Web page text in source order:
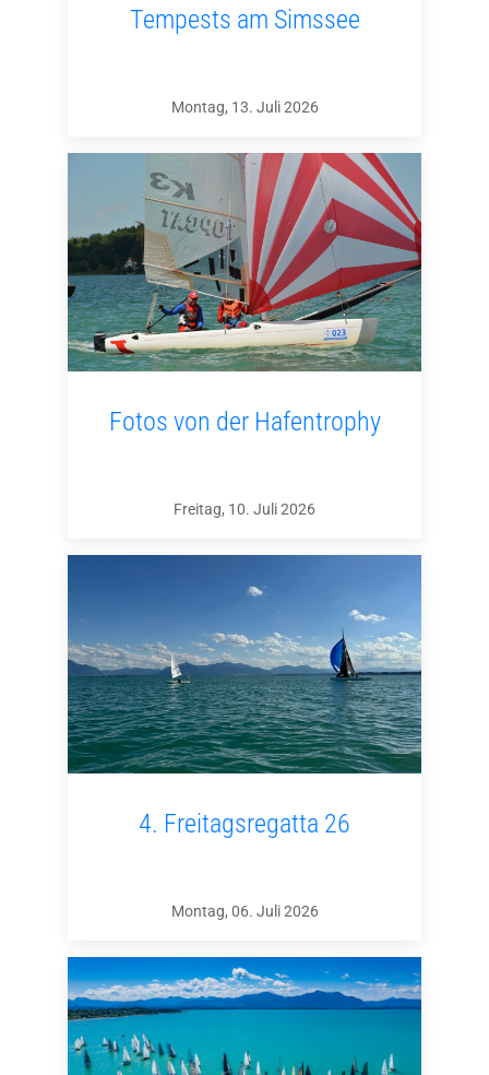
Tempests am Simssee
Montag, 13. Juli 2026
Fotos von der Hafentrophy
Freitag, 10. Juli 2026
4. Freitagsregatta 26
Montag, 06. Juli 2026